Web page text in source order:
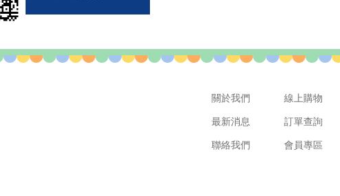
關於我們
最新消息
聯絡我們
線上購物
訂單查詢
會員專區